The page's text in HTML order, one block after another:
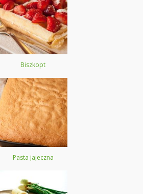
Biszkopt
Pasta jajeczna